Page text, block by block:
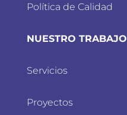
Política de Calidad
NUESTRO TRABAJO
Servicios
Proyectos